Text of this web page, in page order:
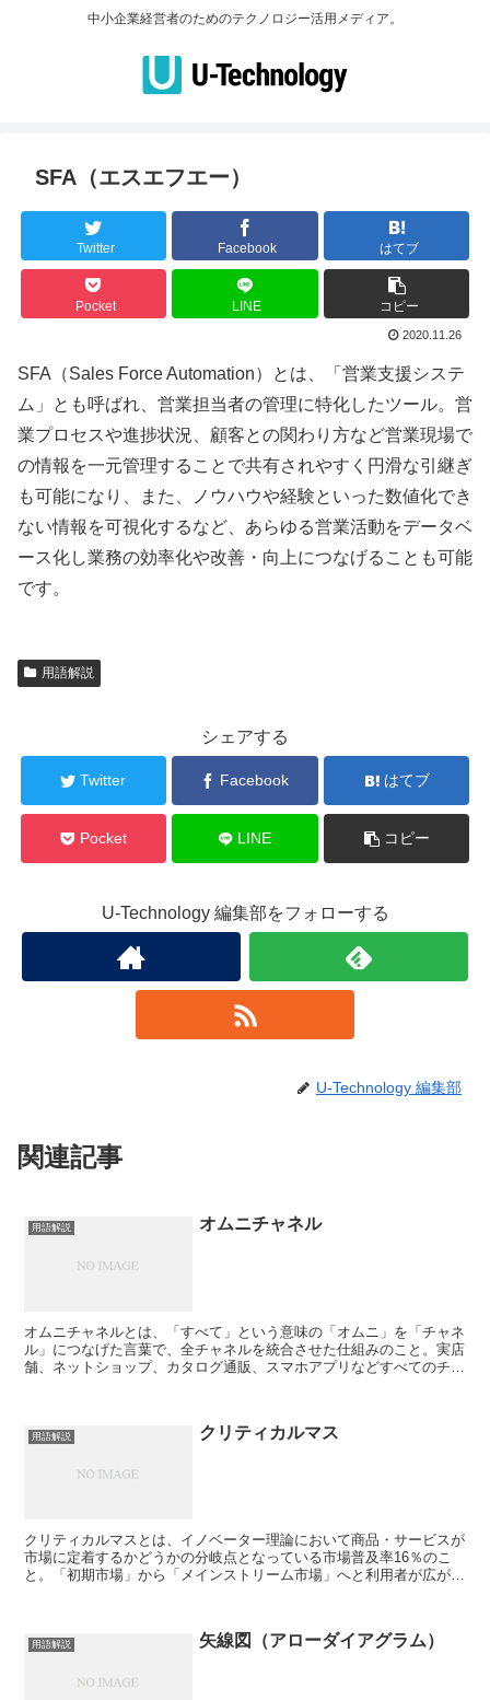
中小企業経営者のためのテクノロジー活用メディア。
SFA（エスエフエー）
Twitter Facebook はてブ
Pocket LINE コピー
2020.11.26
SFA（Sales Force Automation）とは、「営業支援システ
ム」とも呼ばれ、営業担当者の管理に特化したツール。営
業プロセスや進捗状況、顧客との関わり方など営業現場で
の情報を一元管理することで共有されやすく円滑な引継ぎ
も可能になり、また、ノウハウや経験といった数値化でき
ない情報を可視化するなど、あらゆる営業活動をデータベ
ース化し業務の効率化や改善・向上につなげることも可能
です。
用語解説
シェアする
Twitter Facebook はてブ
Pocket LINE コピー
U-Technology 編集部をフォローする
U-Technology 編集部
関連記事
用語解説 オムニチャネル
オムニチャネルとは、「すべて」という意味の「オムニ」を「チャネ
ル」につなげた言葉で、全チャネルを統合させた仕組みのこと。実店
舗、ネットショップ、カタログ通販、スマホアプリなどすべてのチャ
用語解説 クリティカルマス
クリティカルマスとは、イノベーター理論において商品・サービスが
市場に定着するかどうかの分岐点となっている市場普及率16％のこ
と。「初期市場」から「メインストリーム市場」へと利用者が広がっ
用語解説 矢線図（アローダイアグラム）